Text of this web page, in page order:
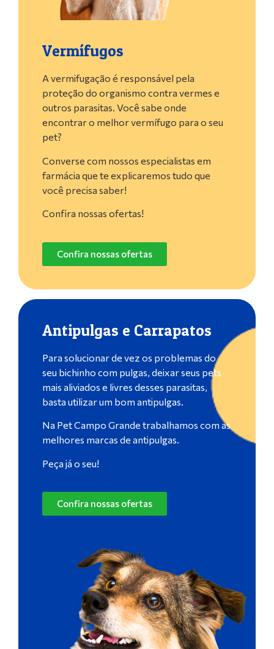
Vermífugos
A vermifugação é responsável pela
proteção do organismo contra vermes e
outros parasitas. Você sabe onde
encontrar o melhor vermífugo para o seu
pet?
Converse com nossos especialistas em
farmácia que te explicaremos tudo que
você precisa saber!
Confira nossas ofertas!
Confira nossas ofertas
Antipulgas e Carrapatos
Para solucionar de vez os problemas do
seu bichinho com pulgas, deixar seus pets
mais aliviados e livres desses parasitas,
basta utilizar um bom antipulgas.
Na Pet Campo Grande trabalhamos com as
melhores marcas de antipulgas.
Peça já o seu!
Confira nossas ofertas